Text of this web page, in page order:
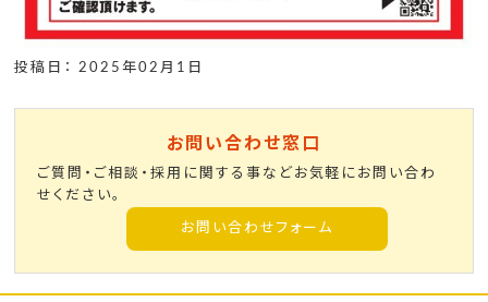
投稿日： 2025年02月1日
お問い合わせ窓口
ご質問・ご相談・採用に関する事などお気軽にお問い合わ
せください。
お問い合わせフォーム